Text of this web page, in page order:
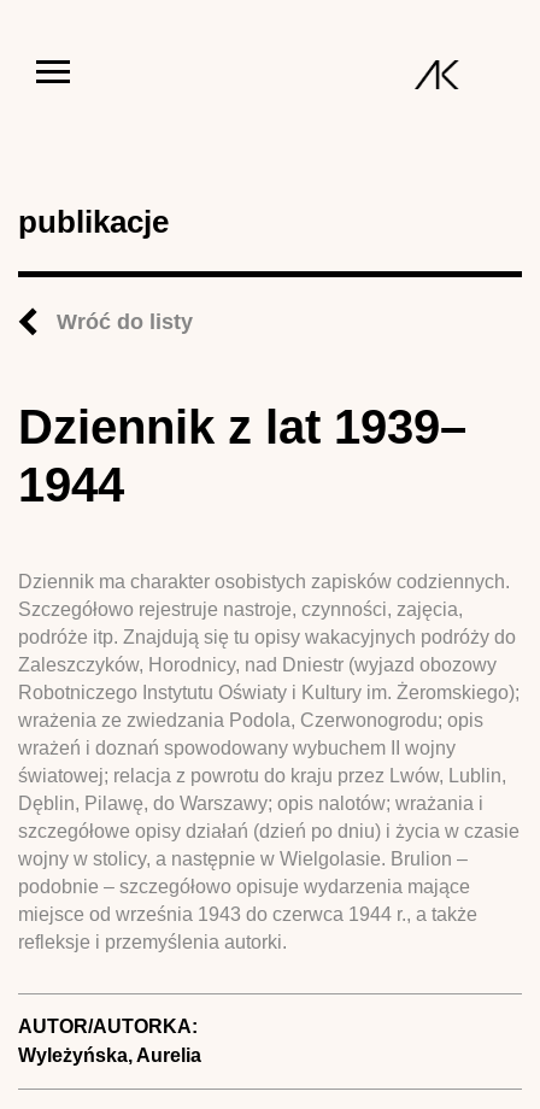
publikacje
Wróć do listy
Dziennik z lat 1939–
1944
Dziennik ma charakter osobistych zapisków codziennych.
Szczegółowo rejestruje nastroje, czynności, zajęcia,
podróże itp. Znajdują się tu opisy wakacyjnych podróży do
Zaleszczyków, Horodnicy, nad Dniestr (wyjazd obozowy
Robotniczego Instytutu Oświaty i Kultury im. Żeromskiego);
wrażenia ze zwiedzania Podola, Czerwonogrodu; opis
wrażeń i doznań spowodowany wybuchem II wojny
światowej; relacja z powrotu do kraju przez Lwów, Lublin,
Dęblin, Pilawę, do Warszawy; opis nalotów; wrażania i
szczegółowe opisy działań (dzień po dniu) i życia w czasie
wojny w stolicy, a następnie w Wielgolasie. Brulion –
podobnie – szczegółowo opisuje wydarzenia mające
miejsce od września 1943 do czerwca 1944 r., a także
refleksje i przemyślenia autorki.
AUTOR/AUTORKA:
Wyleżyńska, Aurelia